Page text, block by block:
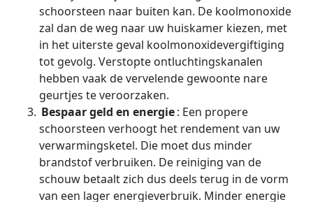
schoorsteen naar buiten kan. De koolmonoxide
zal dan de weg naar uw huiskamer kiezen, met
in het uiterste geval koolmonoxidevergiftiging
tot gevolg. Verstopte ontluchtingskanalen
hebben vaak de vervelende gewoonte nare
geurtjes te veroorzaken.
Bespaar geld en energie: Een propere
schoorsteen verhoogt het rendement van uw
verwarmingsketel. Die moet dus minder
brandstof verbruiken. De reiniging van de
schouw betaalt zich dus deels terug in de vorm
van een lager energieverbruik. Minder energie